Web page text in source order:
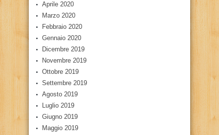
Aprile 2020
Marzo 2020
Febbraio 2020
Gennaio 2020
Dicembre 2019
Novembre 2019
Ottobre 2019
Settembre 2019
Agosto 2019
Luglio 2019
Giugno 2019
Maggio 2019